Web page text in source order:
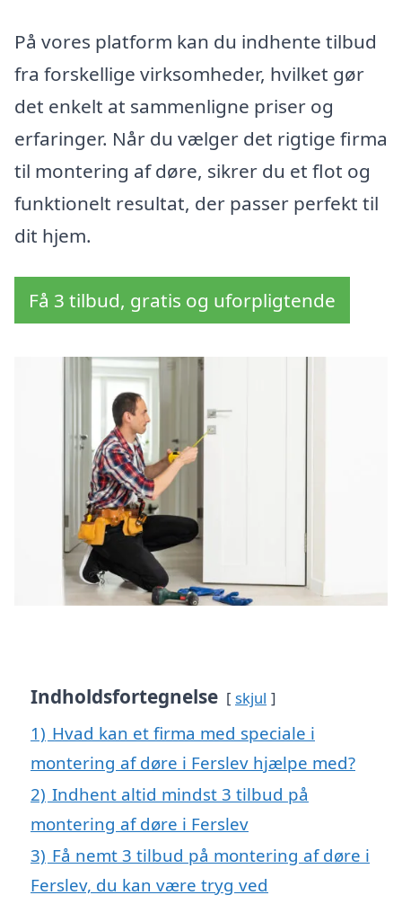
På vores platform kan du indhente tilbud
fra forskellige virksomheder, hvilket gør
det enkelt at sammenligne priser og
erfaringer. Når du vælger det rigtige firma
til montering af døre, sikrer du et flot og
funktionelt resultat, der passer perfekt til
dit hjem.
Få 3 tilbud, gratis og uforpligtende
Indholdsfortegnelse skjul
1) Hvad kan et firma med speciale i
montering af døre i Ferslev hjælpe med?
2) Indhent altid mindst 3 tilbud på
montering af døre i Ferslev
3) Få nemt 3 tilbud på montering af døre i
Ferslev, du kan være tryg ved